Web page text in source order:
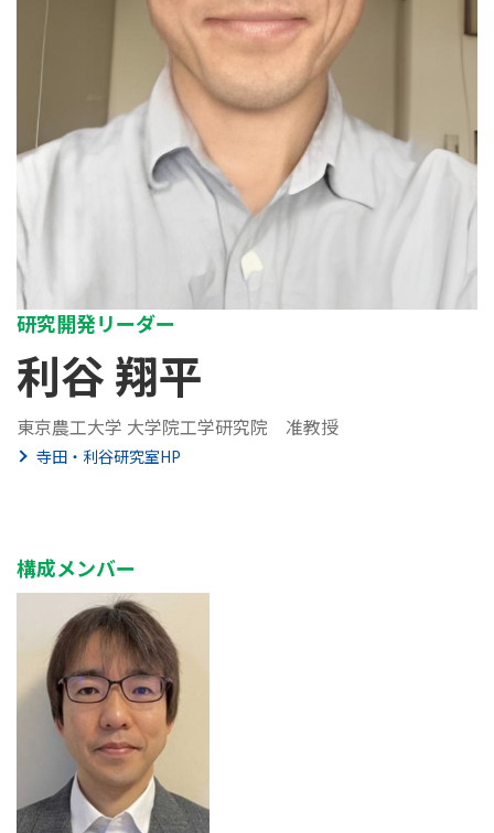
研究開発リーダー
利谷 翔平
東京農工大学 大学院工学研究院 准教授
寺田・利谷研究室HP
構成メンバー